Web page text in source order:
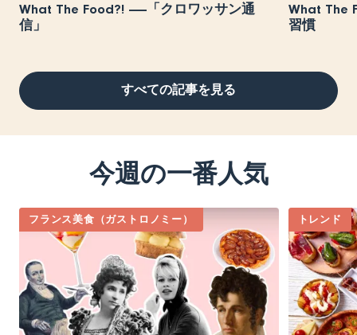
What The Food?! ――「クロワッサン通
信」
What The
習慣
すべての記事を見る
今週の一番人気
フランス美食（ガストロノミー） トレンド